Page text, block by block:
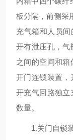
板分隔，前侧采
充气箱和人员
开有泄压孔，气
之间的空间和
开门连锁装置，
开充气回路独立
数量。
1.关门自锁装